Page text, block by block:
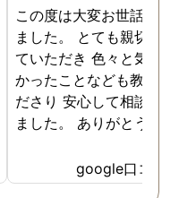
この度は大変お世話にな
ました。 とても親切に
ていただき 色々と気付
かったことなども教えて
ださり 安心して相談が
ました。 ありがとうご
google口コミ